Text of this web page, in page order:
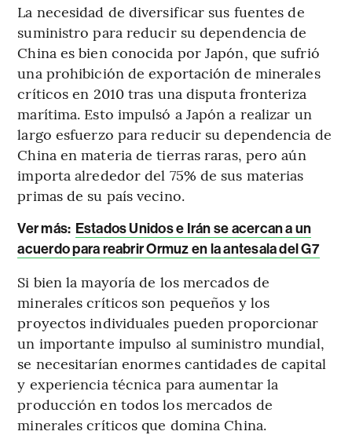
La necesidad de diversificar sus fuentes de
suministro para reducir su dependencia de
China es bien conocida por Japón, que sufrió
una prohibición de exportación de minerales
críticos en 2010 tras una disputa fronteriza
marítima. Esto impulsó a Japón a realizar un
largo esfuerzo para reducir su dependencia de
China en materia de tierras raras, pero aún
importa alrededor del 75% de sus materias
primas de su país vecino.
Ver más: Estados Unidos e Irán se acercan a un
acuerdo para reabrir Ormuz en la antesala del G7
Si bien la mayoría de los mercados de
minerales críticos son pequeños y los
proyectos individuales pueden proporcionar
un importante impulso al suministro mundial,
se necesitarían enormes cantidades de capital
y experiencia técnica para aumentar la
producción en todos los mercados de
minerales críticos que domina China.